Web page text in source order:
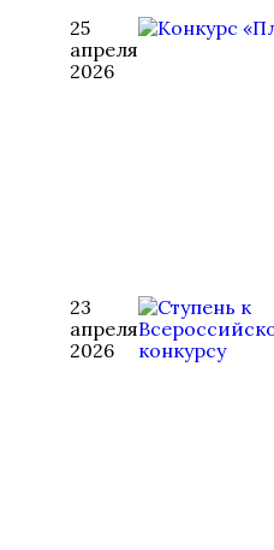
25
апреля
2026
23
апреля
2026